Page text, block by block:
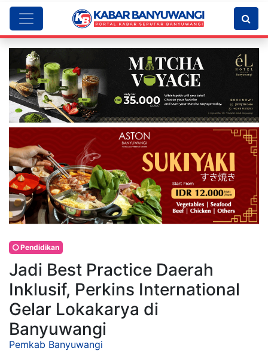
Pendidikan
Jadi Best Practice Daerah
Inklusif, Perkins International
Gelar Lokakarya di
Banyuwangi
Pemkab Banyuwangi